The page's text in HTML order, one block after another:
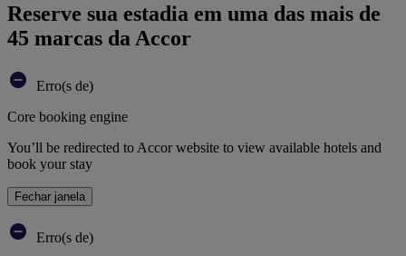
Reserve sua estadia em uma das mais de
45 marcas da Accor
Erro(s de)
Core booking engine
You’ll be redirected to Accor website to view available hotels and
book your stay
Fechar janela
Erro(s de)